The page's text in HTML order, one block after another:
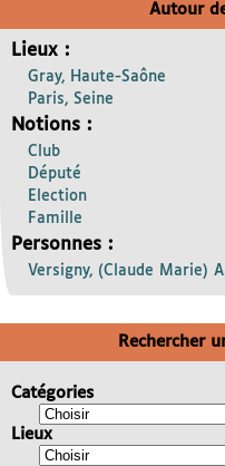
Autour
Lieux :
Gray, Haute-Saône
Paris, Seine
Notions :
Club
Député
Election
Famille
Personnes :
Versigny, (Claude Marie)
Rechercher
Catégories
Lieux